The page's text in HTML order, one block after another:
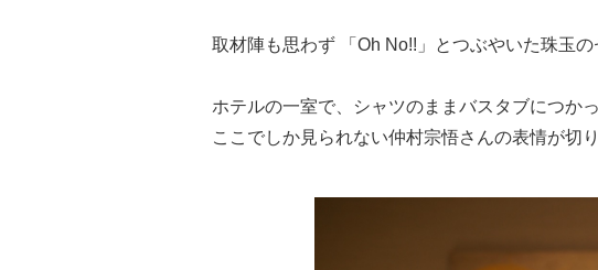
取材陣も思わず 「Oh No!!」とつぶやいた珠玉
ホテルの一室で、シャツのままバスタブにつか
ここでしか見られない仲村宗悟さんの表情が切